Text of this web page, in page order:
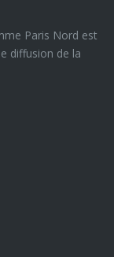
Paris Nord est
diffusion de la